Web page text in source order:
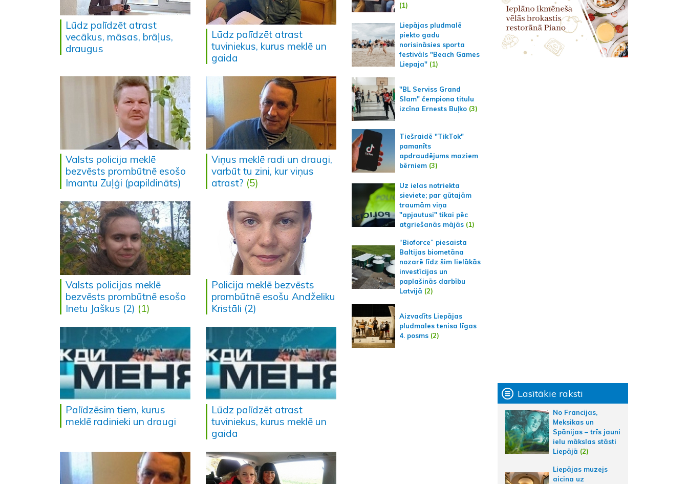
Lūdz palīdzēt atrast
vecākus, māsas, brāļus,
draugus
Lūdz palīdzēt atrast
tuviniekus, kurus meklē un
gaida
Valsts policija meklē
bezvēsts prombūtnē esošo
Imantu Zuļģi (papildināts)
Viņus meklē radi un draugi,
varbūt tu zini, kur viņus
atrast? (5)
Valsts policijas meklē
bezvēsts prombūtnē esošo
Inetu Jaškus (2) (1)
Policija meklē bezvēsts
prombūtnē esošu Andželiku
Kristāli (2)
Palīdzēsim tiem, kurus
meklē radinieki un draugi
Lūdz palīdzēt atrast
tuviniekus, kurus meklē un
gaida
(1)
Liepājas pludmalē
piekto gadu
norisināsies sporta
festivāls "Beach Games
Liepaja" (1)
"BL Serviss Grand
Slam" čempiona titulu
izcīna Ernests Buļko (3)
Tiešraidē "TikTok"
pamanīts
apdraudējums maziem
bērniem (3)
Uz ielas notriekta
sieviete; par gūtajām
traumām viņa
"apjautusi" tikai pēc
atgriešanās mājās (1)
“Bioforce” piesaista
Baltijas biometāna
nozarē līdz šim lielākās
investīcijas un
paplašinās darbību
Latvijā (2)
Aizvadīts Liepājas
pludmales tenisa līgas
4. posms (2)
Lasītākie raksti
No Francijas,
Meksikas un
Spānijas – trīs jauni
ielu mākslas stāsti
Liepājā (2)
Liepājas muzejs
aicina uz